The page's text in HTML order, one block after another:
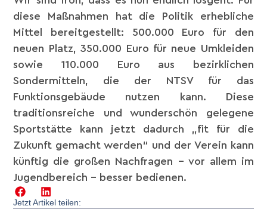
diese Maßnahmen hat die Politik erhebliche
Mittel bereitgestellt: 500.000 Euro für den
neuen Platz, 350.000 Euro für neue Umkleiden
sowie 110.000 Euro aus bezirklichen
Sondermitteln, die der NTSV für das
Funktionsgebäude nutzen kann. Diese
traditionsreiche und wunderschön gelegene
Sportstätte kann jetzt dadurch „fit für die
Zukunft gemacht werden“ und der Verein kann
künftig die großen Nachfragen – vor allem im
Jugendbereich – besser bedienen.
Jetzt Artikel teilen: